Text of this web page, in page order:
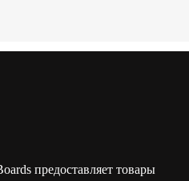
предоставляет товары